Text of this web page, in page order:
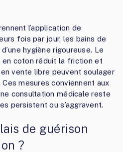
l’application de
fois par jour, les bains de
hygiène rigoureuse. Le
coton réduit la friction et
vente libre peuvent soulager
mesures conviennent aux
consultation médicale reste
persistent ou s’aggravent.
de guérison
?